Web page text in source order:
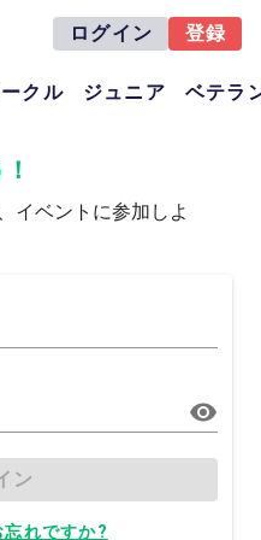
ログイン 登録
クル ジュニア ベテラ
イベントに参加しよ
ン
れですか?